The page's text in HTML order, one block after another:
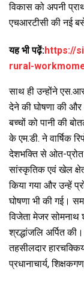
विकास को अपनी
एचआरटीसी की नई
यह भी पढ़ें:https://
rural-
साथ ही उन्होंने
देने की घोषणा की
बच्चों को पानी की
के एम.डी. ने वार्षिक
देशभक्ति से ओत-प्रोत
सांस्कृतिक एवं खेल
किया गया और उन्हें
घोषणा भी की गई।
विजेता मेजर सोमनाथ
श्रद्धांजलि अर्पित
तहसीलदार
प्रधानाचार्य,